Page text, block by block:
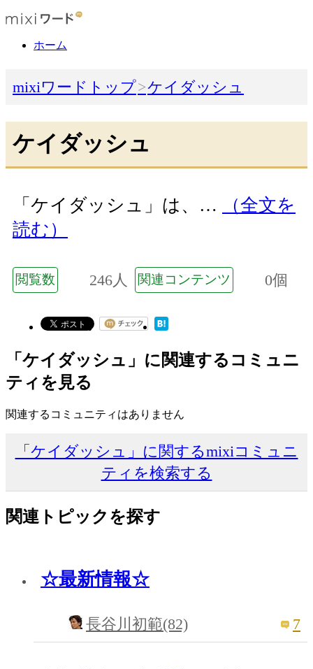
ホーム
mixiワードトップ ケイダッシュ
ケイダッシュ
「ケイダッシュ」は、…
（全文を
読む）
閲覧数 246人 関連コンテンツ 0個
「ケイダッシュ」に関連するコミュニ
ティを見る
関連するコミュニティはありません
「ケイダッシュ」に関するmixiコミュニ
ティを検索する
関連トピックを探す
☆最新情報☆
長谷川初範(82) 7